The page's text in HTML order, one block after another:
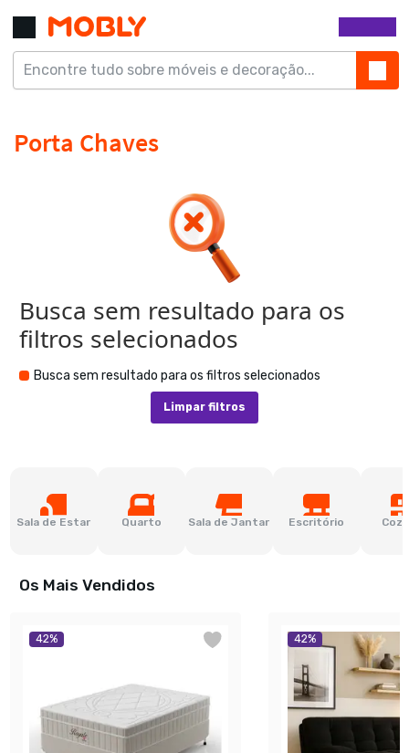
Busca sem resultado para os
filtros selecionados
Busca sem resultado para os filtros selecionados
Limpar filtros
Sala de Estar Quarto Sala de Jantar Escritório
Os Mais Vendidos
42% 42%